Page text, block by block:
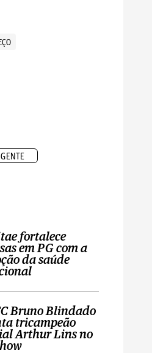
fortalece
em PG com a
da saúde
Bruno Blindado
tricampeão
Arthur Lins no